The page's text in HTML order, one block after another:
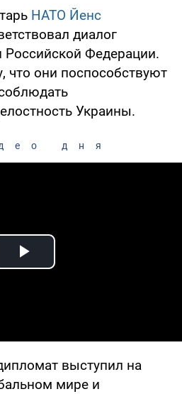
НАТО Йенс
диалог
Федерации.
что они поспособствуют
Украины.
дня
Play Video
выступил на
мире и